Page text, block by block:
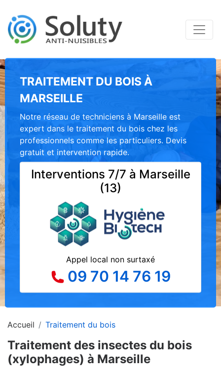
TRAITEMENT DU BOIS À
MARSEILLE
Notre réseau de techniciens à Marseille est
expert dans le traitement du bois chez les
professionnels comme les particuliers. Devis
gratuit et intervention rapide.
Interventions 7/7 à Marseille
(13)
Appel local non surtaxé
09 70 14 76 19
Accueil Traitement du bois
Traitement des insectes du bois
(xylophages) à Marseille